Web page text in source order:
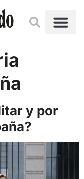
y por